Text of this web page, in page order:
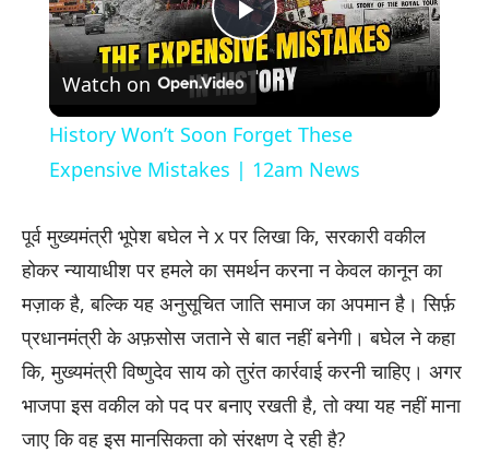
Play
Video
Watch on
History Won’t Soon Forget These
Expensive Mistakes | 12am News
पूर्व मुख्यमंत्री भूपेश बघेल ने x पर लिखा कि, सरकारी वकील
होकर न्यायाधीश पर हमले का समर्थन करना न केवल कानून का
मज़ाक है, बल्कि यह अनुसूचित जाति समाज का अपमान है। सिर्फ़
प्रधानमंत्री के अफ़सोस जताने से बात नहीं बनेगी। बघेल ने कहा
कि, मुख्यमंत्री विष्णुदेव साय को तुरंत कार्रवाई करनी चाहिए। अगर
भाजपा इस वकील को पद पर बनाए रखती है, तो क्या यह नहीं माना
जाए कि वह इस मानसिकता को संरक्षण दे रही है?